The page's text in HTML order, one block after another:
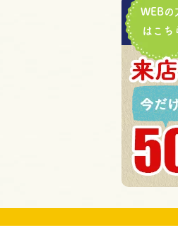
WEBの
はこち